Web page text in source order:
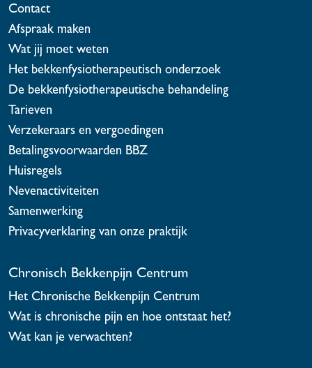
Contact
Afspraak maken
Wat jij moet weten
Het bekkenfysiotherapeutisch onderzoek
De bekkenfysiotherapeutische behandeling
Tarieven
Verzekeraars en vergoedingen
Betalingsvoorwaarden BBZ
Huisregels
Nevenactiviteiten
Samenwerking
Privacyverklaring van onze praktijk
Chronisch Bekkenpijn Centrum
Het Chronische Bekkenpijn Centrum
Wat is chronische pijn en hoe ontstaat het?
Wat kan je verwachten?